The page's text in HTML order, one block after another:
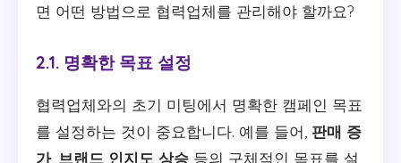
면 어떤 방법으로 협력업체를 관리해야 할까요?
2.1. 명확한 목표 설정
협력업체와의 초기 미팅에서 명확한 캠페인 목표
를 설정하는 것이 중요합니다. 예를 들어, 판매 증
가, 브랜드 인지도 상승 등의 구체적인 목표를 설